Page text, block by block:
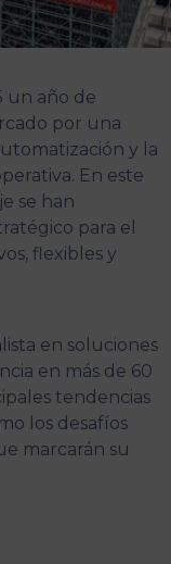
un año de
por una
y la
En este
se han
para el
flexibles y
en soluciones
en más de 60
tendencias
los desafíos
marcarán su